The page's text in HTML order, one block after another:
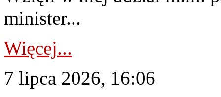
minister...
Więcej...
7 lipca 2026, 16:06